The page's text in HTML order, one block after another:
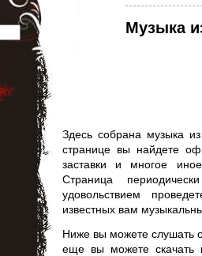
Музыка
Здесь собрана музыка
странице вы найдете
заставки и многое
Страница
удовольствием
известных вам
Ниже вы можете слушать
еще вы можете скачать